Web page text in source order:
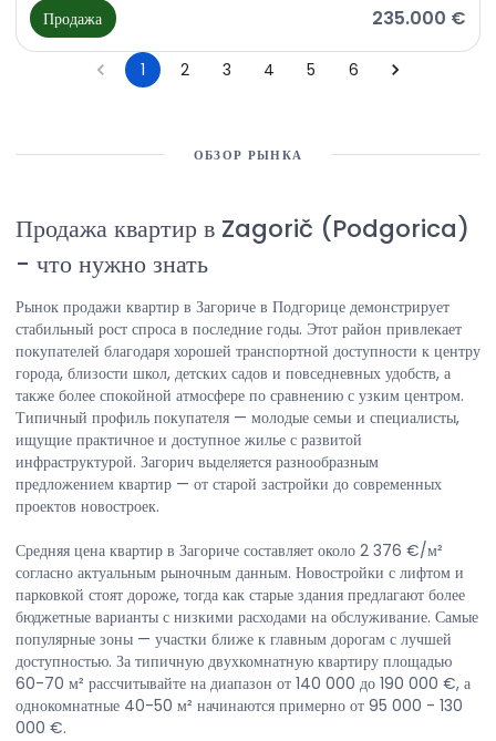
Продажа 235.000 €
1 2 3 4 5 6
ОБЗОР РЫНКА
Продажа квартир в Zagorič (Podgorica)
- что нужно знать
Рынок продажи квартир в Загориче в Подгорице демонстрирует
стабильный рост спроса в последние годы. Этот район привлекает
покупателей благодаря хорошей транспортной доступности к центру
города, близости школ, детских садов и повседневных удобств, а
также более спокойной атмосфере по сравнению с узким центром.
Типичный профиль покупателя — молодые семьи и специалисты,
ищущие практичное и доступное жилье с развитой
инфраструктурой. Загорич выделяется разнообразным
предложением квартир — от старой застройки до современных
проектов новостроек.
Средняя цена квартир в Загориче составляет около 2 376 €/м²
согласно актуальным рыночным данным. Новостройки с лифтом и
парковкой стоят дороже, тогда как старые здания предлагают более
бюджетные варианты с низкими расходами на обслуживание. Самые
популярные зоны — участки ближе к главным дорогам с лучшей
доступностью. За типичную двухкомнатную квартиру площадью
60-70 м² рассчитывайте на диапазон от 140 000 до 190 000 €, а
однокомнатные 40-50 м² начинаются примерно от 95 000 - 130
000 €.